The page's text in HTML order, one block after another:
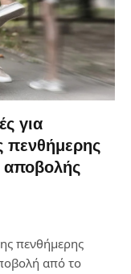
για
πενθήμερης
αποβολής
πενθήμερης
από το